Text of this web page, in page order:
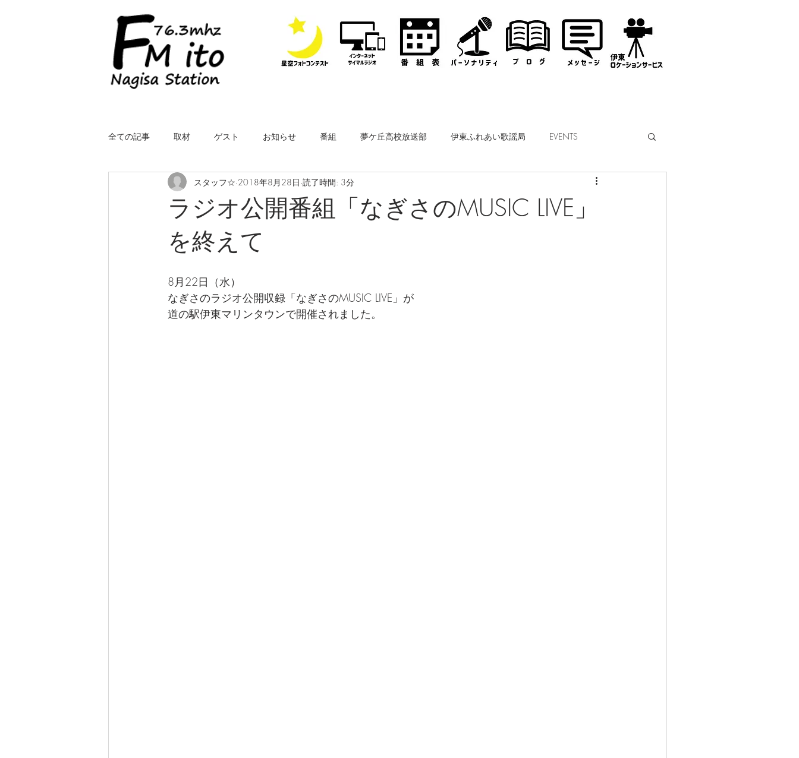
全ての記事 取材 ゲスト お知らせ 番組 夢ケ丘高校放送部 伊東ふれあい歌謡局 EVENTS
LIVE（中継） 星空スケッチ なぎさ・フリースタイルレディオ
ROYALcomfort Life is one time コーナー
なぎさ達ちゃんカフェ
ラジオ公開番組「なぎさのMUSIC LIVE」
を終えて
スタッフ☆ 2018年8月28日 読了時間: 3分
8月22日（水）
なぎさのラジオ公開収録「なぎさのMUSIC LIVE」が
道の駅伊東マリンタウンで開催されました。